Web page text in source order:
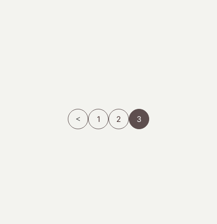
1 2 3